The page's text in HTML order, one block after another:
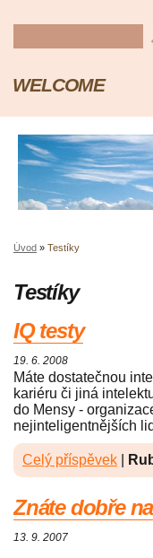
WELCOME
Úvod » Testíky
Testíky
IQ testy
19. 6. 2008
Máte dostatečnou
kariéru či jiná
do Mensy -
nejinteligentnějších
Celý příspěvek
Znáte dobře
13. 9. 2007